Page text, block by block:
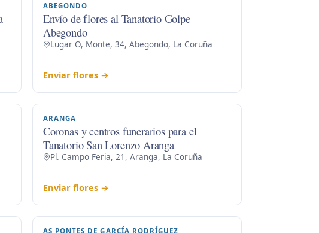
ABEGONDO
Envío de flores al Tanatorio Golpe
Abegondo
Lugar O, Monte, 34, Abegondo, La Coruña
Enviar flores →
ARANGA
Coronas y centros funerarios para el
Tanatorio San Lorenzo Aranga
Pl. Campo Feria, 21, Aranga, La Coruña
Enviar flores →
AS PONTES DE GARCÍA RODRÍGUEZ